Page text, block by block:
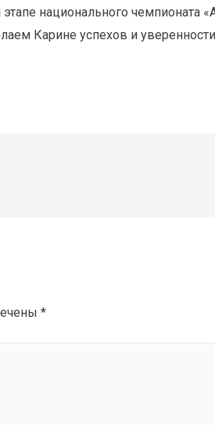
национального чемпионата
Карине успехов и
*